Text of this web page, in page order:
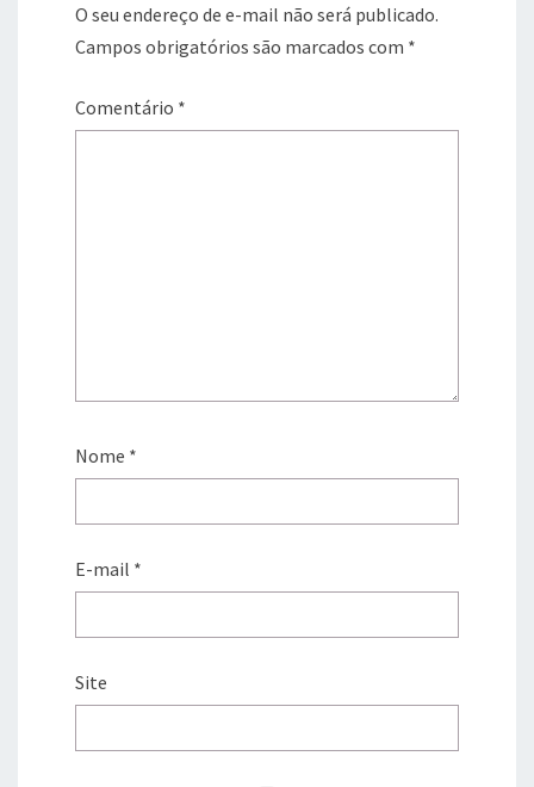
O seu endereço de e-mail não será publicado.
Campos obrigatórios são marcados com *
Comentário *
Nome *
E-mail *
Site